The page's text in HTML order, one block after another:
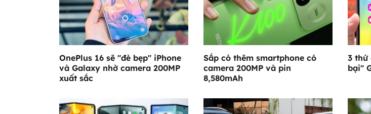
OnePlus 16 sẽ "đè bẹp" iPhone
và Galaxy nhờ camera 200MP
xuất sắc
Sắp có thêm smartphone có
camera 200MP và pin
8,580mAh
3 thứ
bại"